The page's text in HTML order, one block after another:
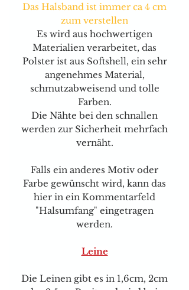
Das Halsband ist immer ca 4 cm
zum verstellen
Es wird aus hochwertigen
Materialien verarbeitet, das
Polster ist aus Softshell, ein sehr
angenehmes Material,
schmutzabweisend und tolle
Farben.
Die Nähte bei den schnallen
werden zur Sicherheit mehrfach
vernäht.
Falls ein anderes Motiv oder
Farbe gewünscht wird, kann das
hier in ein Kommentarfeld
"Halsumfang" eingetragen
werden.
Leine
Die Leinen gibt es in 1,6cm, 2cm